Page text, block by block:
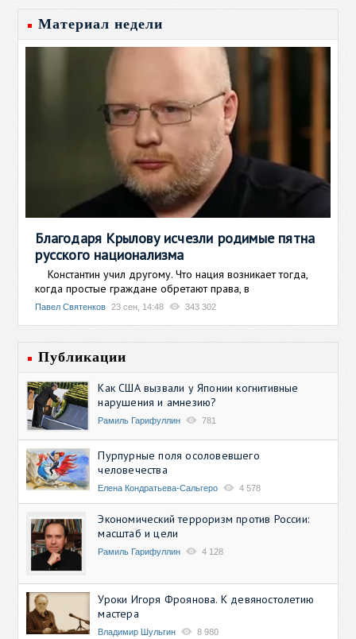
Материал недели
Благодаря Крылову исчезли родимые пятна
русского национализма
Константин учил другому. Что нация возникает тогда,
когда простые граждане обретают права, в
Павел Святенков 23 сен, 14:48 343 302
Публикации
Как США вызвали у Японии когнитивные
нарушения и амнезию?
Рамиль Гарифуллин 781
Пурпурные поля осоловевшего
человечества
Елена Кондратьева-Сальгеро 4 578
Экономический терроризм против России:
масштаб и цели
Рамиль Гарифуллин 4 128
Уроки Игоря Фроянова. К девяностолетию
мастера
Владимир Шульгин 8 980